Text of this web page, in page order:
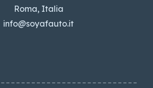
Roma, Italia
info@soyafauto.it